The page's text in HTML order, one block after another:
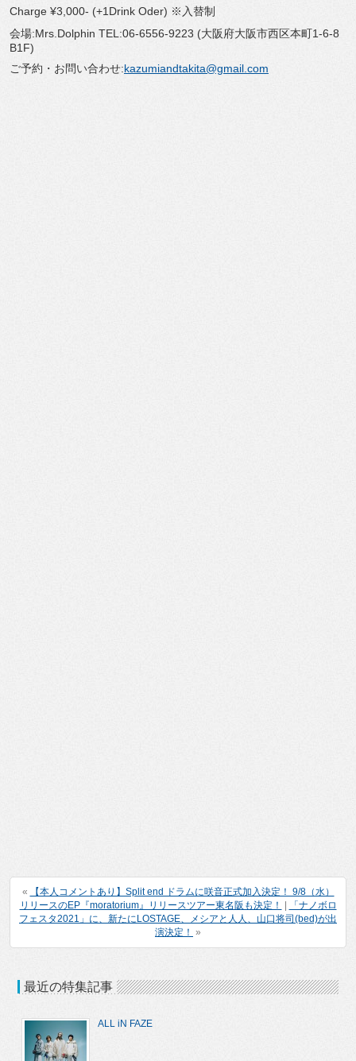
Charge ¥3,000- (+1Drink Oder) ※入替制
会場:Mrs.Dolphin TEL:06-6556-9223 (大阪府大阪市西区本町1-6-8
B1F)
ご予約・お問い合わせ:kazumiandtakita@gmail.com
«
【本人コメントあり】Split end ドラムに咲音正式加入決定！ 9/8（水）
リリースのEP『moratorium』リリースツアー東名阪も決定！
「ナノボロ
フェスタ2021」に、新たにLOSTAGE、メシアと人人、山口将司(bed)が出
演決定！ »
最近の特集記事
ALL iN FAZE